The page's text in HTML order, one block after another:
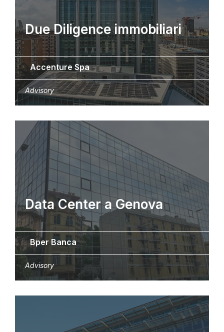
Due Diligence immobiliari
Accenture Spa
Advisory
Data Center a Genova
Bper Banca
Advisory